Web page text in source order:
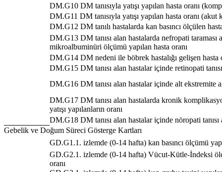
DM.G10 DM tanısıyla yatışı yapılan hasta oranı
DM.G11 DM tanısıyla yatışı yapılan hasta oranı
DM.G12 DM tanılı hastalarda kan basıncı ölçülen
DM.G13 DM tanısı alan hastalarda nefropati taraması
mikroalbuminüri ölçümü yapılan hasta oranı
DM.G14 DM nedeni ile böbrek hastalığı gelişen hasta
DM.G15 DM tanısı alan hastalar içinde retinopati
DM.G16 DM tanısı alan hastalar içinde alt ekstremite
DM.G17 DM tanısı alan hastalarda kronik
yatışı yapılanların oranı
DM.G18 DM tanısı alan hastalar içinde nöropati tanısı
Gebelik ve Doğum Süreci Gösterge Kartları
GD.G1.1. izlemde (0-14 hafta) kan basıncı ölçümü
GD.G2.1. izlemde (0-14 hafta) Vücut-Kütle-İndeksi
oranı